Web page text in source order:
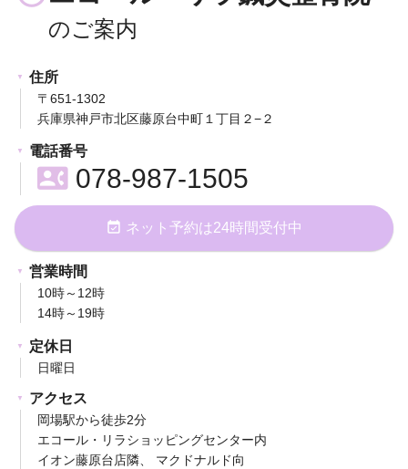
住所
〒651-1302
兵庫県神戸市北区藤原台中町１丁目２−２
電話番号
contact_phone 078-987-1505
event_available ネット予約は24時間受付中
営業時間
10時～12時
14時～19時
定休日
日曜日
アクセス
岡場駅から徒歩2分
エコール・リラショッピングセンター内
イオン藤原台店隣、 マクドナルド向